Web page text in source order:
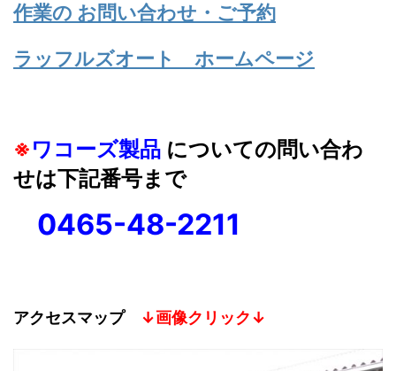
作業の お問い合わせ・ご予約
ラッフルズオート ホームページ
※ワコーズ製品 についての問い合わ
せは下記番号まで
0465-48-2211
アクセスマップ ↓画像クリック↓